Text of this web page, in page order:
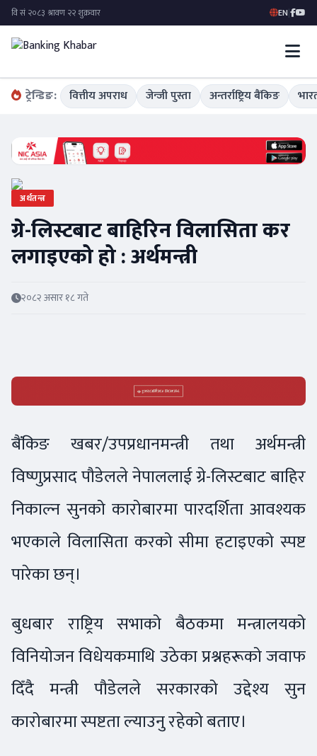
EN|
ट्रेन्डिङ: वित्तीय अपराध जेन्जी पुस्ता अन्तर्राष्ट्रिय बैंकिङ
अर्थतन्त्र
ग्रे-लिस्टबाट बाहिरिन विलासिता कर
लगाइएको हो : अर्थमन्त्री
२०८२ असार १८ गते
बैंकिङ खबर/उपप्रधानमन्त्री तथा अर्थमन्त्री
विष्णुप्रसाद पौडेलले नेपाललाई ग्रे-लिस्टबाट बाहिर
निकाल्न सुनको कारोबारमा पारदर्शिता आवश्यक
भएकाले विलासिता करको सीमा हटाइएको स्पष्ट
पारेका छन्।
बुधबार राष्ट्रिय सभाको बैठकमा मन्त्रालयको
विनियोजन विधेयकमाथि उठेका प्रश्नहरूको जवाफ
दिँदै मन्त्री पौडेलले सरकारको उद्देश्य सुन
कारोबारमा स्पष्टता ल्याउनु रहेको बताए।